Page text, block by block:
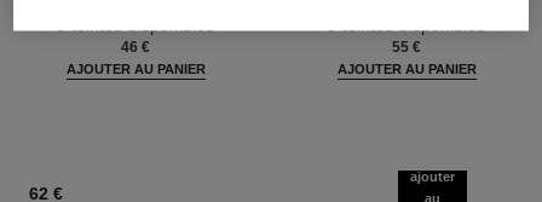
46 €
AJOUTER AU PANIER
55 €
AJOUTER AU PANIER
62 €
ajouter
au